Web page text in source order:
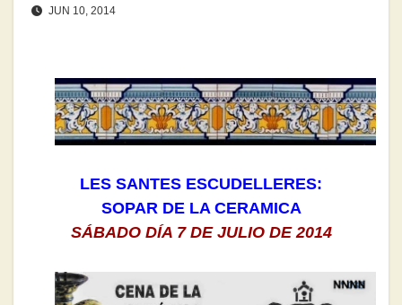
JUN 10, 2014
LES SANTES ESCUDELLERES:
SOPAR DE LA CERAMICA
SÁBADO DÍA 7 DE JULIO DE 2014